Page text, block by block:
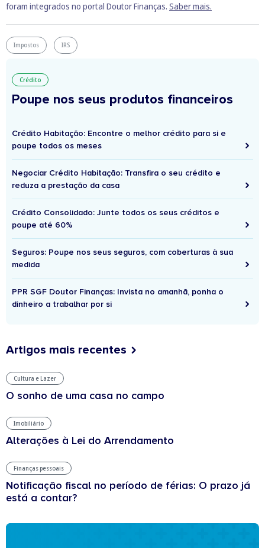
foram integrados no portal Doutor Finanças. Saber mais.
Impostos IRS
Crédito
Poupe nos seus produtos financeiros
Crédito Habitação: Encontre o melhor crédito para si e
poupe todos os meses
Negociar Crédito Habitação: Transfira o seu crédito e
reduza a prestação da casa
Crédito Consolidado: Junte todos os seus créditos e
poupe até 60%
Seguros: Poupe nos seus seguros, com coberturas à sua
medida
PPR SGF Doutor Finanças: Invista no amanhã, ponha o
dinheiro a trabalhar por si
Artigos mais recentes
Cultura e Lazer
O sonho de uma casa no campo
Imobiliário
Alterações à Lei do Arrendamento
Finanças pessoais
Notificação fiscal no período de férias: O prazo já
está a contar?